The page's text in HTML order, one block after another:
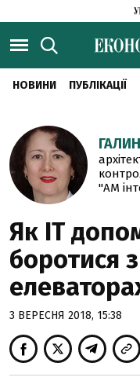
НОВИНИ ПУБЛІКАЦІЇ
"АМ
Як IT
боротися
3 ВЕРЕСНЯ 2018, 15:38